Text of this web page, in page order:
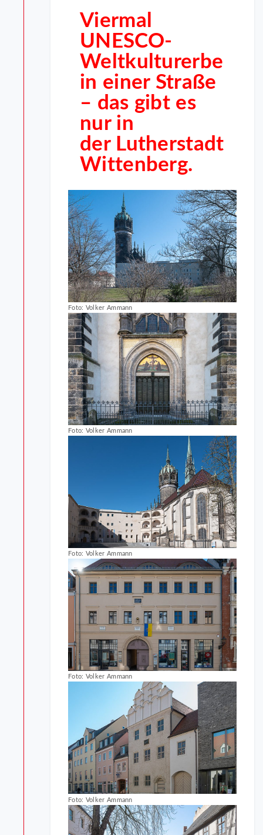
Viermal
UNESCO-
Weltkulturerbe
in einer Straße
– das gibt es
nur in
der Lutherstadt
Wittenberg.
Foto: Volker Ammann
Foto: Volker Ammann
Foto: Volker Ammann
Foto: Volker Ammann
Foto: Volker Ammann